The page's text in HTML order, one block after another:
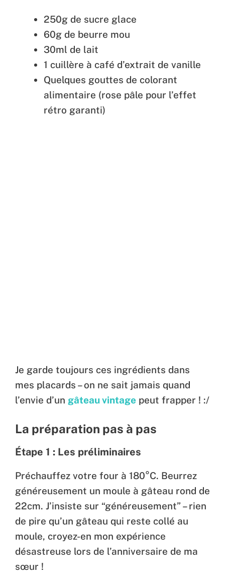
250g de sucre glace
60g de beurre mou
30ml de lait
1 cuillère à café d’extrait de vanille
Quelques gouttes de colorant
alimentaire (rose pâle pour l’effet
rétro garanti)
Je garde toujours ces ingrédients dans
mes placards – on ne sait jamais quand
l’envie d’un gâteau vintage peut frapper ! :/
La préparation pas à pas
Étape 1 : Les préliminaires
Préchauffez votre four à 180°C. Beurrez
généreusement un moule à gâteau rond de
22cm. J’insiste sur “généreusement” – rien
de pire qu’un gâteau qui reste collé au
moule, croyez-en mon expérience
désastreuse lors de l’anniversaire de ma
sœur !